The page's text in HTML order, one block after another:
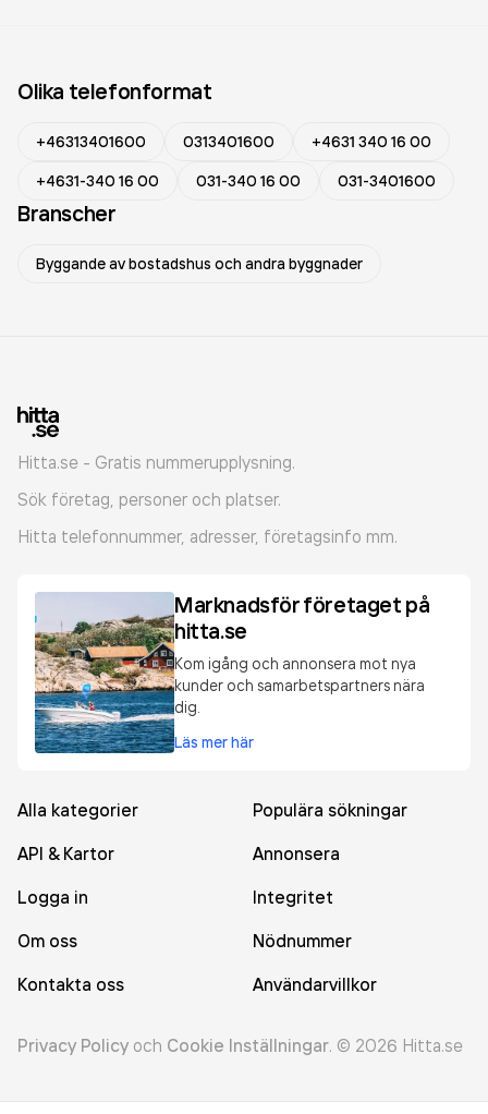
Olika telefonformat
+46313401600 0313401600
+4631 340 16 00
+4631-340 16 00
031-340 16 00 031-3401600
Branscher
Byggande av bostadshus och andra byggnader
Hitta.se - Gratis nummerupplysning.
Sök företag, personer och platser.
Hitta telefonnummer, adresser, företagsinfo mm.
Marknadsför företaget på
hitta.se
Kom igång och annonsera mot nya
kunder och samarbetspartners nära
dig.
Läs mer här
Alla kategorier
Populära sökningar
API & Kartor
Annonsera
Logga in
Integritet
Om oss
Nödnummer
Kontakta oss
Användarvillkor
Privacy Policy och Cookie Inställningar. © 2026 Hitta.se